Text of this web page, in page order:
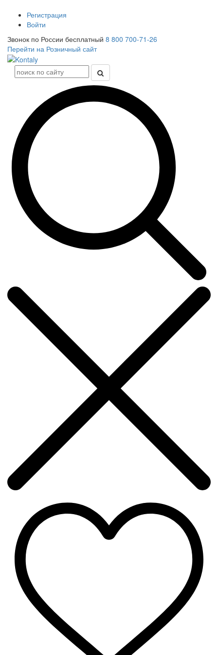
Регистрация
Войти
Звонок по России бесплатный 8 800 700-71-26
Перейти на Розничный сайт